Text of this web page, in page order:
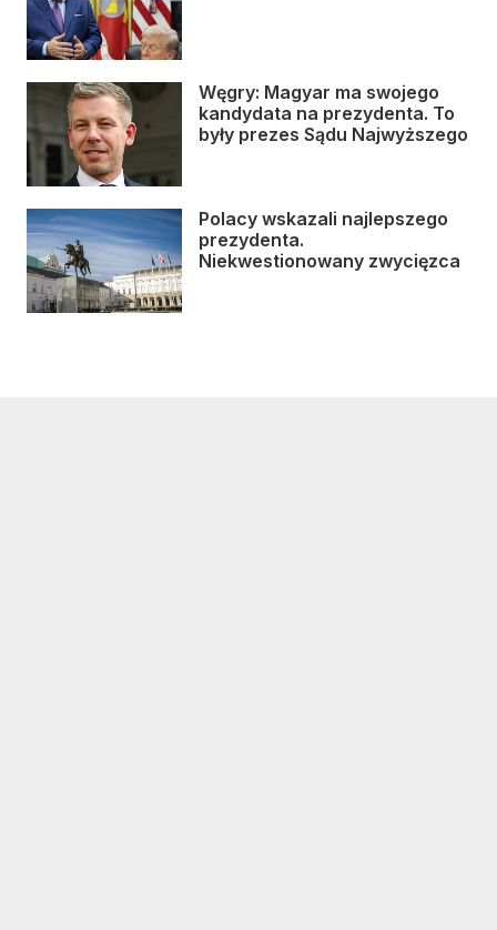
Węgry: Magyar ma swojego
kandydata na prezydenta. To
były prezes Sądu Najwyższego
Polacy wskazali najlepszego
prezydenta.
Niekwestionowany zwycięzca